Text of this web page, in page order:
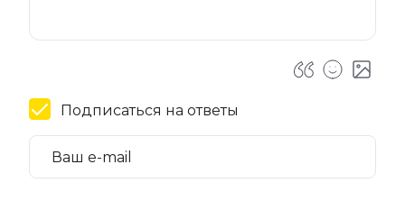
Подписаться на ответы